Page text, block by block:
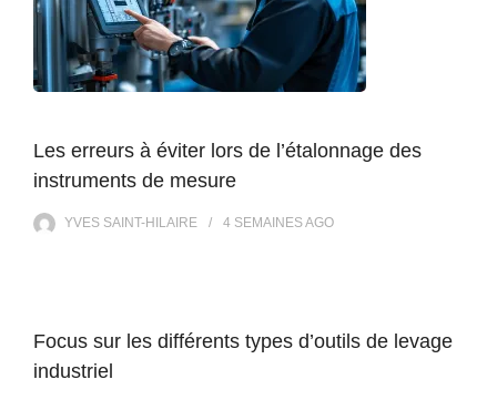
Les erreurs à éviter lors de l’étalonnage des
instruments de mesure
YVES SAINT-HILAIRE 4 SEMAINESAGO
Focus sur les différents types d’outils de levage
industriel